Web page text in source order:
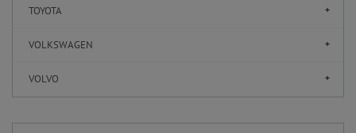
TOYOTA
VOLKSWAGEN
VOLVO